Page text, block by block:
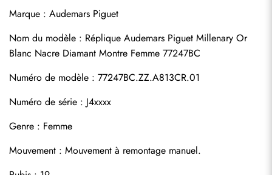
Marque : Audemars Piguet
Nom du modèle : Réplique Audemars Piguet Millenary Or
Blanc Nacre Diamant Montre Femme 77247BC
Numéro de modèle : 77247BC.ZZ.A813CR.01
Numéro de série : J4xxxx
Genre : Femme
Mouvement : Mouvement à remontage manuel.